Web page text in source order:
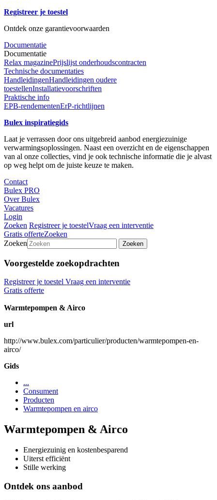
Registreer je toestel
Ontdek onze garantievoorwaarden
Documentatie
Documentatie
Relax magazinePrijslijst onderhoudscontracten
Technische documentaties
HandleidingenHandleidingen oudere
toestellenInstallatievoorschriften
Praktische info
EPB-rendementenErP-richtlijnen
Bulex inspiratiegids
Laat je verrassen door ons uitgebreid aanbod energiezuinige
verwarmingsoplossingen. Naast een overzicht en de eigenschappen
van al onze collecties, vind je ook technische informatie die je alvast
op weg helpt om de juiste keuze te maken.
Contact
Bulex PRO
Over Bulex
Vacatures
Login
Zoeken Registreer je toestelVraag een interventie
Gratis offerteZoeken
Zoeken
Zoeken
Voorgestelde zoekopdrachten
Registreer je toestel Vraag een interventie
Gratis offerte
Warmtepompen & Airco
url
http://www.bulex.com/particulier/producten/warmtepompen-en-
airco/
Gids
...
Consument
Producten
Warmtepompen en airco
Warmtepompen & Airco
Energiezuinig en kostenbesparend
Uiterst efficiënt
Stille werking
Ontdek ons aanbod